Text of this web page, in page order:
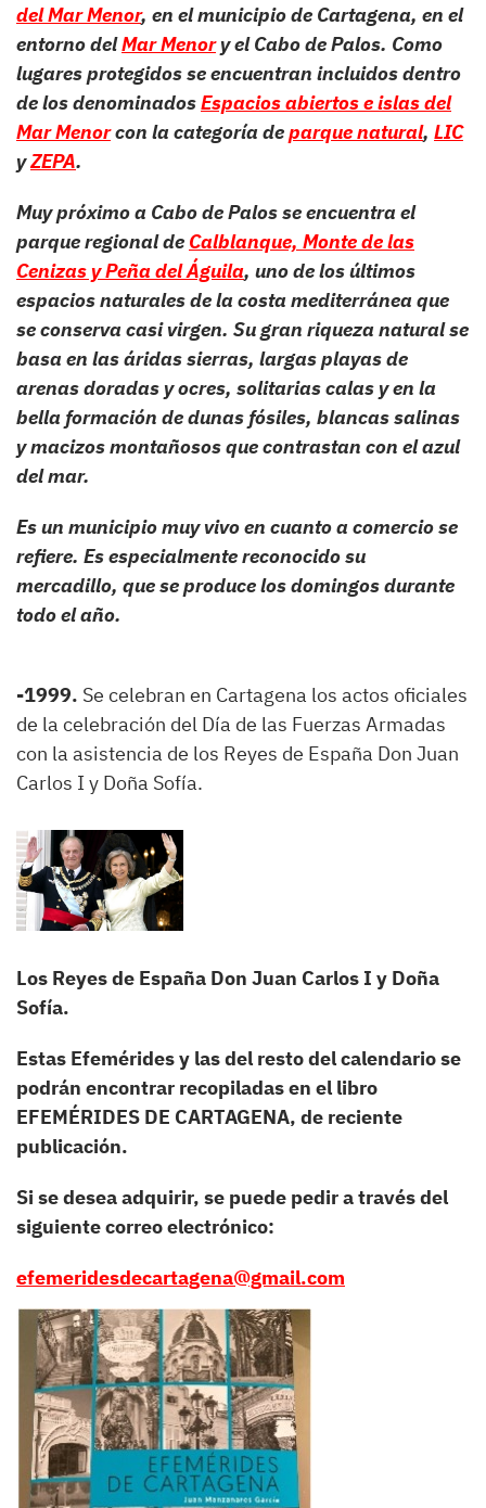
del Mar Menor, en el municipio de Cartagena, en el
entorno delMar Menory el Cabo de Palos. Como
lugares protegidos se encuentran incluidos dentro
de los denominadosEspacios abiertos e islas del
Mar Menorcon la categoría deparque natural, LIC
yZEPA.
Muy próximo a Cabo de Palos se encuentra el
parque regional de Calblanque, Monte de las
Cenizas y Peña del Águila, uno de los últimos
espacios naturales de la costa mediterránea que
se conserva casi virgen. Su gran riqueza natural se
basa en las áridas sierras, largas playas de
arenas doradas y ocres, solitarias calas y en la
bella formación de dunas fósiles, blancas salinas
y macizos montañosos que contrastan con el azul
del mar.
Es un municipio muy vivo en cuanto a comercio se
refiere. Es especialmente reconocido su
mercadillo, que se produce los domingos durante
todo el año.
-1999. Se celebran en Cartagena los actos oficiales
de la celebración del Día de las Fuerzas Armadas
con la asistencia de los Reyes de España Don Juan
Carlos I y Doña Sofía.
Los Reyes de España Don Juan Carlos I y Doña
Sofía.
Estas Efemérides y las del resto del calendario se
podrán encontrar recopiladas en el libro
EFEMÉRIDES DE CARTAGENA, de reciente
publicación.
Si se desea adquirir, se puede pedir a través del
siguiente correo electrónico:
efemeridesdecartagena@gmail.com